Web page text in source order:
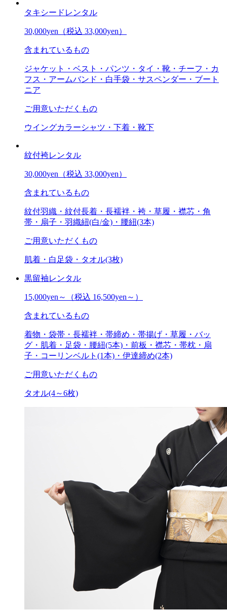
タキシードレンタル
30,000yen （税込 33,000yen）
含まれているもの
ジャケット・ベスト・パンツ・タイ・靴・チーフ・カ
フス・アームバンド・白手袋・サスペンダー・ブート
ニア
ご用意いただくもの
ウイングカラーシャツ・下着・靴下
紋付袴レンタル
30,000yen （税込 33,000yen）
含まれているもの
紋付羽織・紋付長着・長襦袢・袴・草履・襟芯・角
帯・扇子・羽織紐(白/金)・腰紐(3本)
ご用意いただくもの
肌着・白足袋・タオル(3枚)
黒留袖レンタル
15,000yen～ （税込 16,500yen～）
含まれているもの
着物・袋帯・長襦袢・帯締め・帯揚げ・草履・バッ
グ・肌着・足袋・腰紐(5本)・前板・襟芯・帯枕・扇
子・コーリンベルト(1本)・伊達締め(2本)
ご用意いただくもの
タオル(4～6枚)